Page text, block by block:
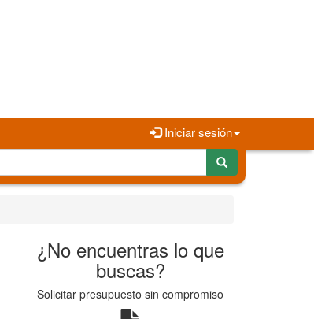
Iniciar sesión
¿No encuentras lo que
buscas?
Solicitar presupuesto sin compromiso